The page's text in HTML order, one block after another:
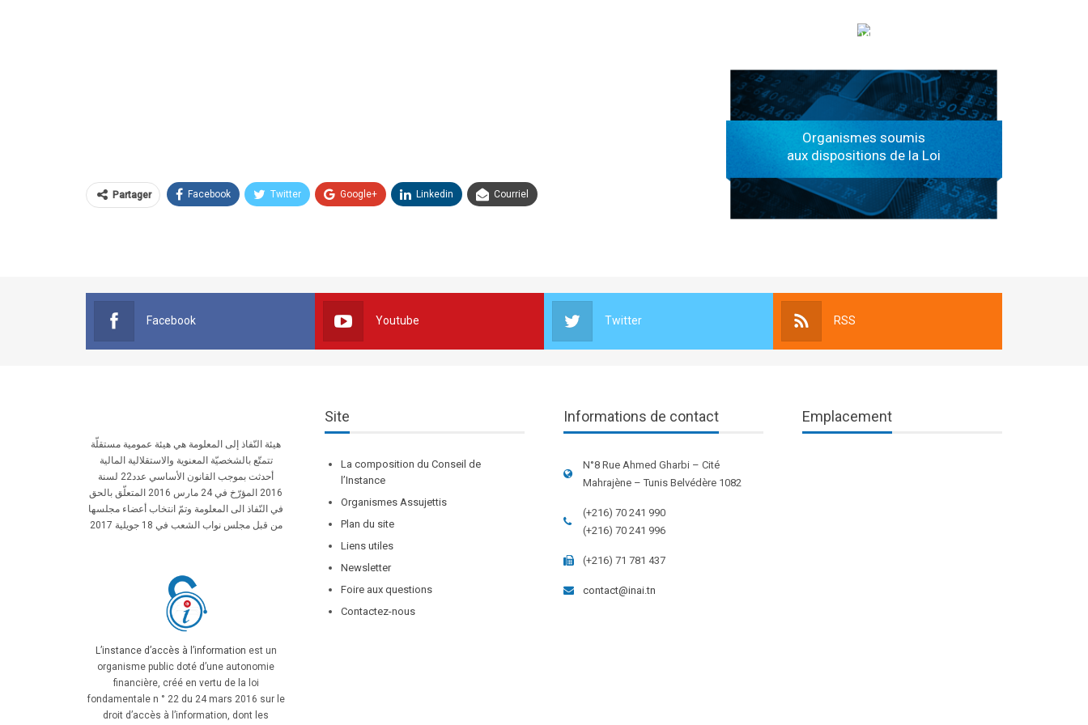
Partager Facebook Twitter Google+ Linkedin Courriel
الهياكل الخاضعة لقانون النفاذ إلى المعلومة
Organismes soumis
aux dispositions de la Loi
Facebook Youtube Twitter RSS
هيئة النّفاذ إلى المعلومة هي هيئة عمومية مستقلّة
تتمتّع بالشخصيّة المعنوية والاستقلالية المالية
أحدثت بموجب القانون الأساسي عدد22 لسنة
2016 المؤرّخ في 24 مارس 2016 المتعلّق بالحق
في النّفاذ الى المعلومة وتمّ انتخاب أعضاء مجلسها
من قبل مجلس نواب الشعب في 18 جويلية 2017
L’instance d’accès à l’information est un
organisme public doté d’une autonomie
financière, créé en vertu de la loi
fondamentale n ° 22 du 24 mars 2016 sur le
droit d’accès à l’information, dont les
Site
La composition du Conseil de
l’Instance
Organismes Assujettis
Plan du site
Liens utiles
Newsletter
Foire aux questions
Contactez-nous
Informations de contact
N°8 Rue Ahmed Gharbi – Cité
Mahrajène – Tunis Belvédère 1082
(+216) 70 241 990
(+216) 70 241 996
(+216) 71 781 437
contact@inai.tn
Emplacement